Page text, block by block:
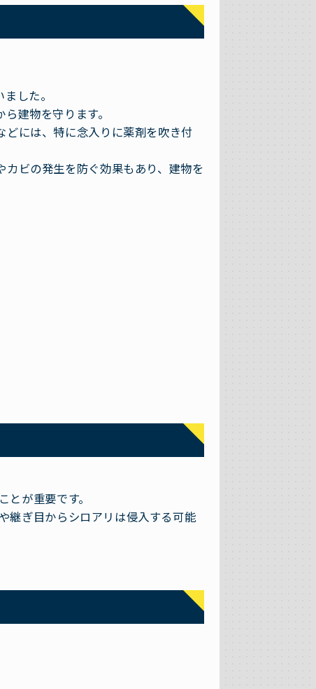
した。
建物を守ります。
には、特に念入りに薬剤を吹き付
ビの発生を防ぐ効果もあり、建物を
が重要です。
継ぎ目からシロアリは侵入する可能